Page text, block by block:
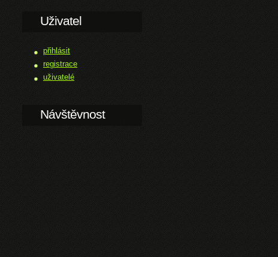
Uživatel
přihlásit
registrace
uživatelé
Návštěvnost